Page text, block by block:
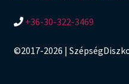
+36-30-322-3469
©2017-2026 |